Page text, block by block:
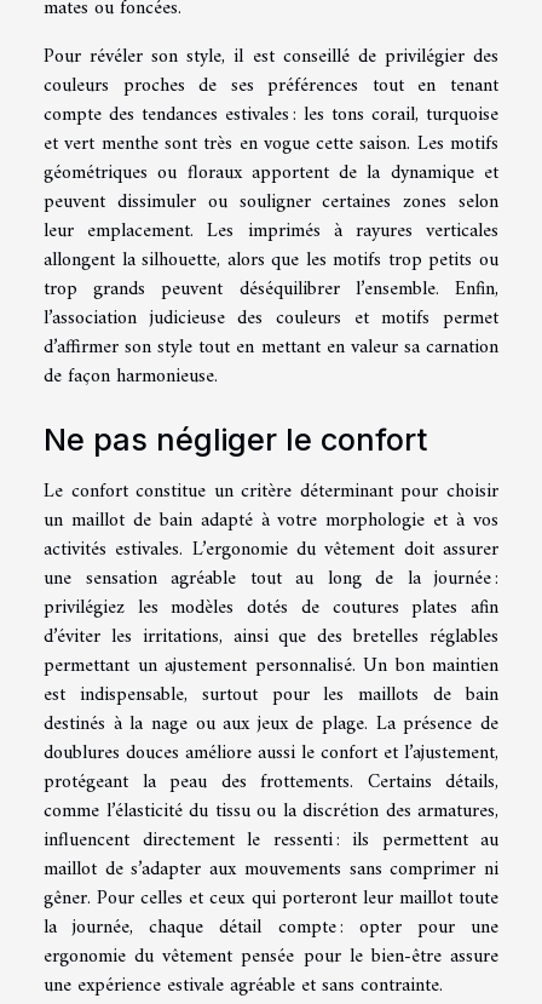
mates ou foncées.
Pour révéler son style, il est conseillé de privilégier des
couleurs proches de ses préférences tout en tenant
compte des tendances estivales : les tons corail, turquoise
et vert menthe sont très en vogue cette saison. Les motifs
géométriques ou floraux apportent de la dynamique et
peuvent dissimuler ou souligner certaines zones selon
leur emplacement. Les imprimés à rayures verticales
allongent la silhouette, alors que les motifs trop petits ou
trop grands peuvent déséquilibrer l’ensemble. Enfin,
l’association judicieuse des couleurs et motifs permet
d’affirmer son style tout en mettant en valeur sa carnation
de façon harmonieuse.
Ne pas négliger le confort
Le confort constitue un critère déterminant pour choisir
un maillot de bain adapté à votre morphologie et à vos
activités estivales. L’ergonomie du vêtement doit assurer
une sensation agréable tout au long de la journée :
privilégiez les modèles dotés de coutures plates afin
d’éviter les irritations, ainsi que des bretelles réglables
permettant un ajustement personnalisé. Un bon maintien
est indispensable, surtout pour les maillots de bain
destinés à la nage ou aux jeux de plage. La présence de
doublures douces améliore aussi le confort et l’ajustement,
protégeant la peau des frottements. Certains détails,
comme l’élasticité du tissu ou la discrétion des armatures,
influencent directement le ressenti : ils permettent au
maillot de s’adapter aux mouvements sans comprimer ni
gêner. Pour celles et ceux qui porteront leur maillot toute
la journée, chaque détail compte : opter pour une
ergonomie du vêtement pensée pour le bien-être assure
une expérience estivale agréable et sans contrainte.